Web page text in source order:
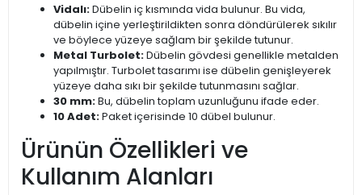
Vidalı:Dübelin iç kısmında vida bulunur. Bu vida,
dübelin içine yerleştirildikten sonra döndürülerek sıkılır
ve böylece yüzeye sağlam bir şekilde tutunur.
Metal Turbolet:Dübelin gövdesi genellikle metalden
yapılmıştır. Turbolet tasarımı ise dübelin genişleyerek
yüzeye daha sıkı bir şekilde tutunmasını sağlar.
30 mm:Bu, dübelin toplam uzunluğunu ifade eder.
10 Adet:Paket içerisinde 10 dübel bulunur.
Ürünün Özellikleri ve
Kullanım Alanları